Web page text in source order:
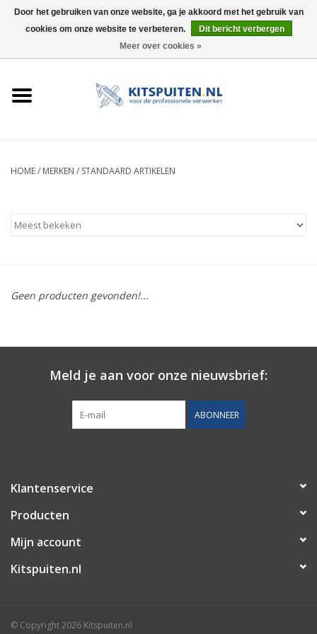
0 Artikelen - €0,00
HANDDRUK
ACCESSOIRES
CONTACT
HOME/ MERKEN / STANDAARD ARTIKELEN
Geen producten gevonden!...
Meld je aan voor onze nieuwsbrief:
ABONNEER
Klantenservice
Producten
Mijn account
Kitspuiten.nl
© Copyright 2026 Kitspuiten.nl
Door het gebruiken van onze website, ga je akkoord met het gebruik van
cookies om onze website te verbeteren.
Dit bericht verbergen
Meer over cookies »